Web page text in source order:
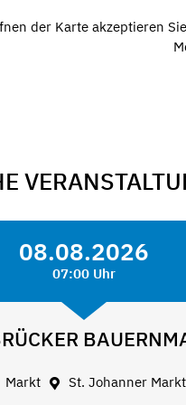
der Karte akzeptieren
08.08.2026
07:00 Uhr
Markt St. Johanner Markt